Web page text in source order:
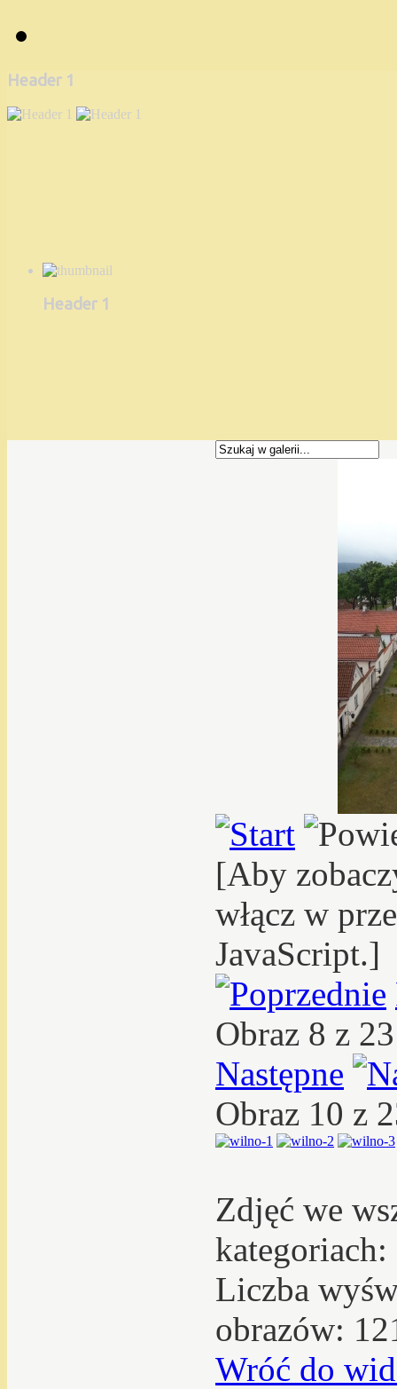
Header 1
Header 1
[Aby
włącz w
JavaScript.]
Obraz 8 z
Następne
Obraz 10 z
Zdjęć we
kategoriach:
Liczba
obrazów:
Wróć do